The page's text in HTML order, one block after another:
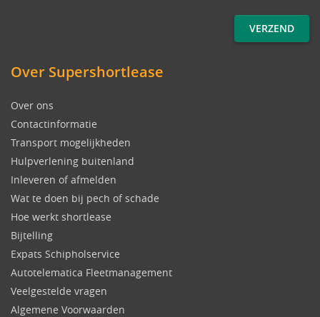
Over Supershortlease
Over ons
Contactinformatie
Transport mogelijkheden
Hulpverlening buitenland
Inleveren of afmelden
Wat te doen bij pech of schade
Hoe werkt shortlease
Bijtelling
Expats Schipholservice
Autotelematica Fleetmanagement
Veelgestelde vragen
Algemene Voorwaarden